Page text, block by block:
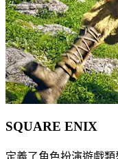
SQUARE ENIX
定義了角色扮演遊戲